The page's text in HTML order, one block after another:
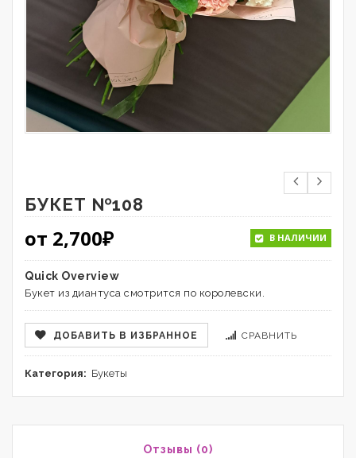
БУКЕТ №108
от 2,700₽ В НАЛИЧИИ
Quick Overview
Букет из диантуса смотрится по королевски.
ДОБАВИТЬ В ИЗБРАННОЕ СРАВНИТЬ
Категория: Букеты
Отзывы (0)